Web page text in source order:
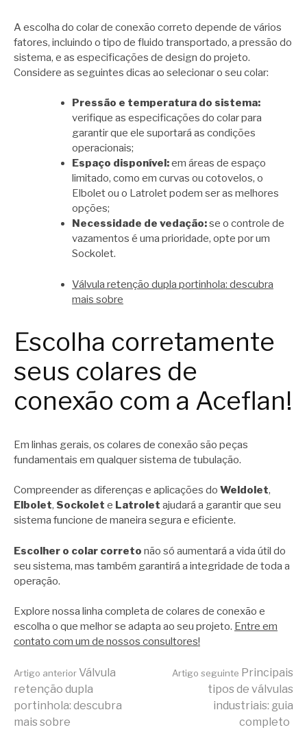
A escolha do colar de conexão correto depende de vários
fatores, incluindo o tipo de fluido transportado, a pressão do
sistema, e as especificações de design do projeto.
Considere as seguintes dicas ao selecionar o seu colar:
Pressão e temperatura do sistema:
verifique as especificações do colar para
garantir que ele suportará as condições
operacionais;
Espaço disponível:em áreas de espaço
limitado, como em curvas ou cotovelos, o
Elbolet ou o Latrolet podem ser as melhores
opções;
Necessidade de vedação:se o controle de
vazamentos é uma prioridade, opte por um
Sockolet.
Válvula retenção dupla portinhola: descubra
mais sobre
Escolha corretamente
seus colares de
conexão com a Aceflan!
Em linhas gerais, os colares de conexão são peças
fundamentais em qualquer sistema de tubulação.
Compreender as diferenças e aplicações do Weldolet,
Elbolet, Sockolet e Latrolet ajudará a garantir que seu
sistema funcione de maneira segura e eficiente.
Escolher o colar correto não só aumentará a vida útil do
seu sistema, mas também garantirá a integridade de toda a
operação.
Explore nossa linha completa de colares de conexão e
escolha o que melhor se adapta ao seu projeto. Entre em
contato com um de nossos consultores!
Continue
lendo
Artigo anterior Válvula
retenção dupla
portinhola: descubra
mais sobre
Artigo seguinte Principais
tipos de válvulas
industriais: guia
completo